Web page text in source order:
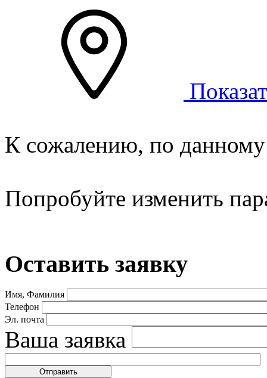
К сожалению, по данному
Попробуйте изменить
Оставить заявку
Имя, Фамилия
Телефон
Эл. почта
Ваша заявка